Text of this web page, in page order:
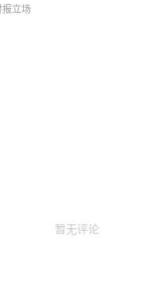
立场
暂无评论